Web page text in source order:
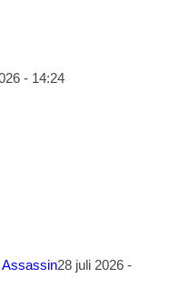
- 14:24
Assassin28 juli 2026 -